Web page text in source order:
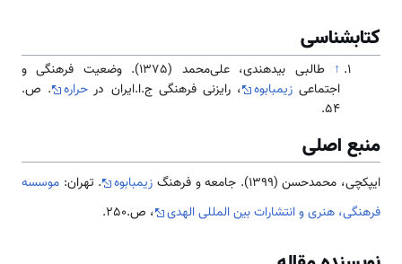
کتابشناسی
↑
طالبی بیدهندی، علی‌محمد (1375). وضعیت فرهنگی و
اجتماعی زیمبابوه ، رایزنی فرهنگی ج.ا.ایران در حراره
. ص.
54.
منبع اصلی
ایپکچی، محمدحسن (1399). جامعه و فرهنگ زیمبابوه . تهران: موسسه
فرهنگی، هنری و انتشارات بین المللی الهدی
، ص.250.